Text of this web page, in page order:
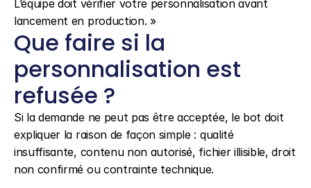
L’équipe doit vérifier votre personnalisation avant
lancement en production. »
Que faire si la
personnalisation est
refusée ?
Si la demande ne peut pas être acceptée, le bot doit
expliquer la raison de façon simple : qualité
insuffisante, contenu non autorisé, fichier illisible, droit
non confirmé ou contrainte technique.